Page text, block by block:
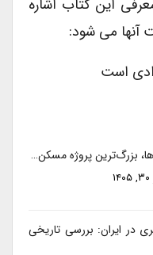
این کتاب اشاره
آنها می شود:
است
بزرگ‌ترین پروژه مسکن…
در ایران: بررسی تاریخی